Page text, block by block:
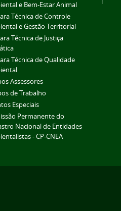
e Bem-Estar Animal
Técnica de Controle
e Gestão Territorial
Técnica de Justiça
Técnica de Qualidade
Assessores
de Trabalho
Especiais
Permanente do
Nacional de Entidades
- CP-CNEA